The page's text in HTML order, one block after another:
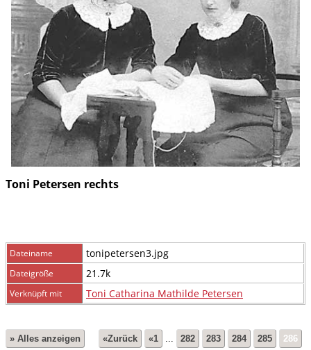
Toni Petersen rechts
Dateiname tonipetersen3.jpg
Dateigröße 21.7k
Verknüpft mit Toni Catharina Mathilde Petersen
» Alles anzeigen «Zurück «1 282 283 284 285 286